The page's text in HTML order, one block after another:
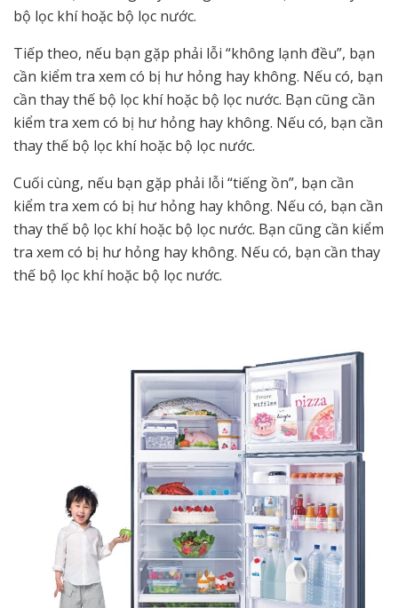
bộ lọc khí hoặc bộ lọc nước.
Tiếp theo, nếu bạn gặp phải lỗi “không lạnh đều”, bạn
cần kiểm tra xem có bị hư hỏng hay không. Nếu có, bạn
cần thay thế bộ lọc khí hoặc bộ lọc nước. Bạn cũng cần
kiểm tra xem có bị hư hỏng hay không. Nếu có, bạn cần
thay thế bộ lọc khí hoặc bộ lọc nước.
Cuối cùng, nếu bạn gặp phải lỗi “tiếng ồn”, bạn cần
kiểm tra xem có bị hư hỏng hay không. Nếu có, bạn cần
thay thế bộ lọc khí hoặc bộ lọc nước. Bạn cũng cần kiểm
tra xem có bị hư hỏng hay không. Nếu có, bạn cần thay
thế bộ lọc khí hoặc bộ lọc nước.